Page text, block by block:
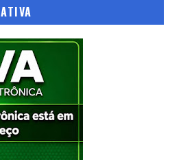
ATIVA